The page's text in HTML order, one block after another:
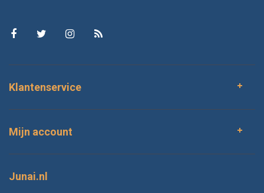
Klantenservice
Mijn account
Junai.nl